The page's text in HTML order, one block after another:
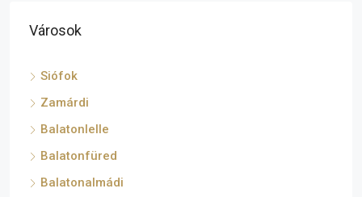
Városok
Siófok
Zamárdi
Balatonlelle
Balatonfüred
Balatonalmádi